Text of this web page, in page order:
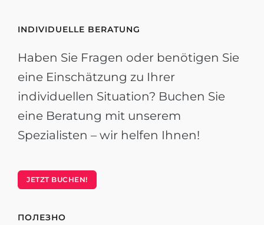
INDIVIDUELLE BERATUNG
Haben Sie Fragen oder benötigen Sie
eine Einschätzung zu Ihrer
individuellen Situation? Buchen Sie
eine Beratung mit unserem
Spezialisten – wir helfen Ihnen!
JETZT BUCHEN!
ПОЛЕЗНО